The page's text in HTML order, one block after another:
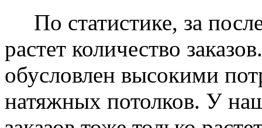
По статистике, за
растет количество
обусловлен высокими
натяжных потолков. У